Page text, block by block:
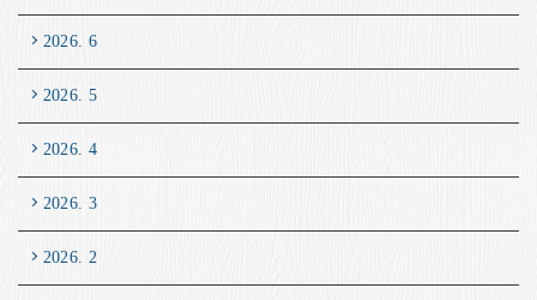
2026. 6
2026. 5
2026. 4
2026. 3
2026. 2